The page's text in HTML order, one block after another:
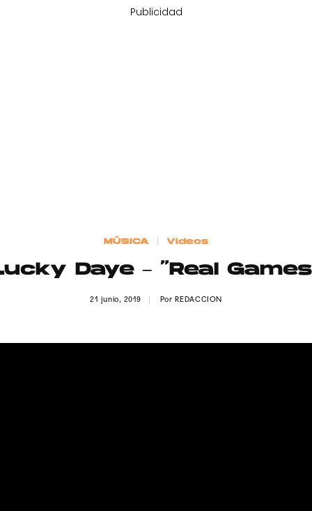
Publicidad
MÚSICA Videos
Daye – “Real
21 junio, 2019 Por REDACCION